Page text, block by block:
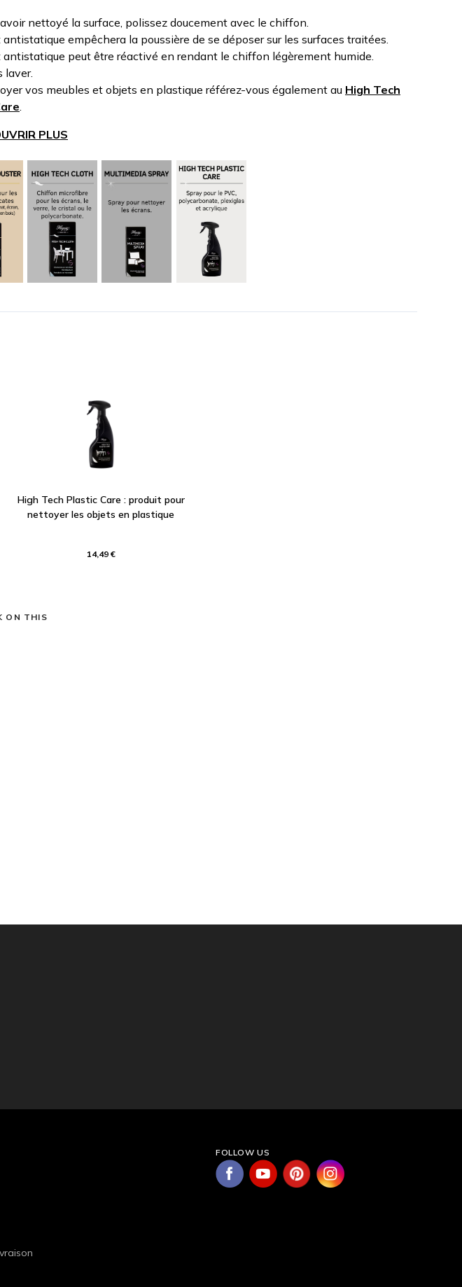
nettoyé la surface, polissez doucement avec le chiffon.
empêchera la poussière de se déposer sur les surfaces traitées.
peut être réactivé en rendant le chiffon légèrement humide.
laver.
vos meubles et objets en plastique référez-vous également au High Tech
.
PLUS
High Tech Plastic Care : produit pour
nettoyer les objets en plastique
14,49 €
ON THIS
FOLLOW US